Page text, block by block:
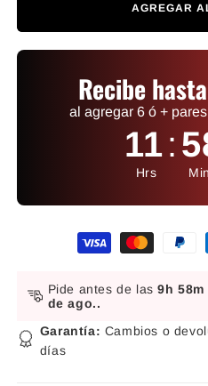
AGREGAR
Recibe
al agregar 6 ó +
11:
Hrs
Formas de pago
Pide antes de las9h 58m
de ago..
Garantía: Cambios o
días